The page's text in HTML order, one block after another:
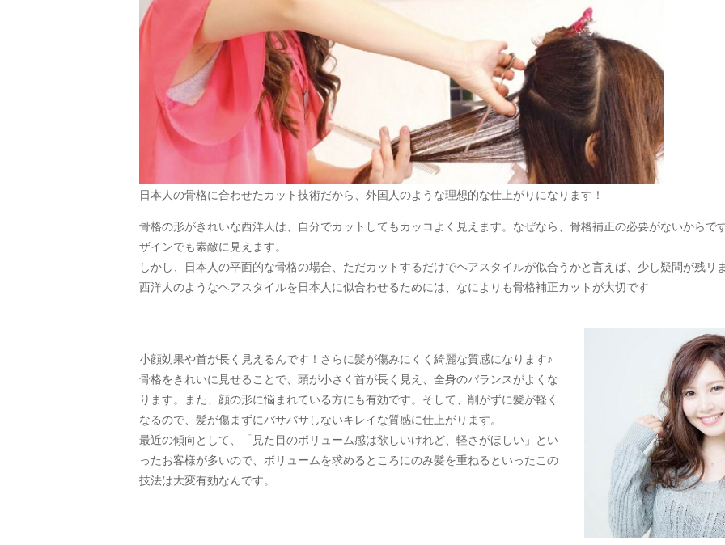
日本人の骨格に合わせたカット技術だから、外国人のような理想的な仕上がりになります！
骨格の形がきれいな西洋人は、自分でカットしてもカッコよく見えます。なぜなら、骨格補正の必要がないからで
ザインでも素敵に見えます。
しかし、日本人の平面的な骨格の場合、ただカットするだけでヘアスタイルが似合うかと言えば、少し疑問が残リま
西洋人のようなヘアスタイルを日本人に似合わせるためには、なによりも骨格補正カットが大切です
小顔効果や首が長く見えるんです！さらに髪が傷みにくく綺麗な質感になります♪
骨格をきれいに見せることで、頭が小さく首が長く見え、全身のバランスがよくな
ります。また、顔の形に悩まれている方にも有効です。そして、削がずに髪が軽く
なるので、髪が傷まずにバサバサしないキレイな質感に仕上がります。
最近の傾向として、「見た目のボリューム感は欲しいけれど、軽さがほしい」とい
ったお客様が多いので、ボリュームを求めるところにのみ髪を重ねるといったこの
技法は大変有効なんです。